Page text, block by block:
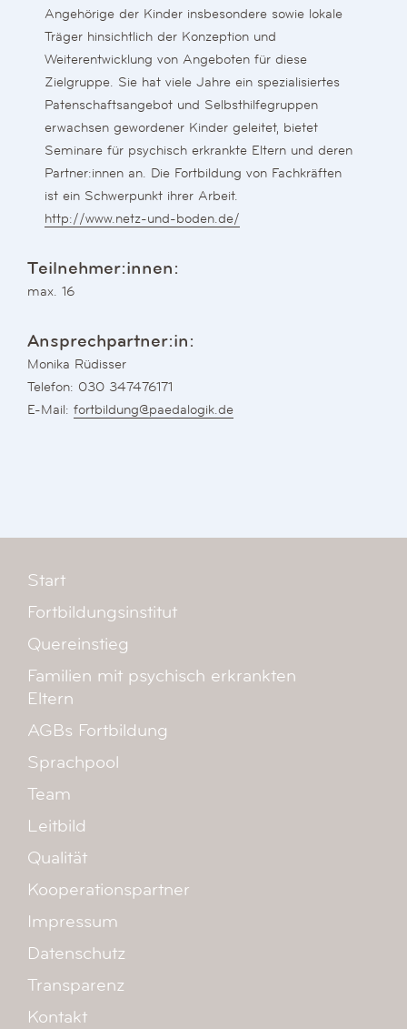
Angehörige der Kinder insbesondere sowie lokale
Träger hinsichtlich der Konzeption und
Weiterentwicklung von Angeboten für diese
Zielgruppe. Sie hat viele Jahre ein spezialisiertes
Patenschaftsangebot und Selbsthilfegruppen
erwachsen gewordener Kinder geleitet, bietet
Seminare für psychisch erkrankte Eltern und deren
Partner:innen an. Die Fortbildung von Fachkräften
ist ein Schwerpunkt ihrer Arbeit.
http://www.netz-und-boden.de/
Teilnehmer:innen:
max. 16
Ansprechpartner:in:
Monika Rüdisser
Telefon: 030 347476171
E-Mail: fortbildung@paedalogik.de
Start
Fortbildungsinstitut
Quereinstieg
Familien mit psychisch erkrankten
Eltern
AGBs Fortbildung
Sprachpool
Team
Leitbild
Qualität
Kooperationspartner
Impressum
Datenschutz
Transparenz
Kontakt